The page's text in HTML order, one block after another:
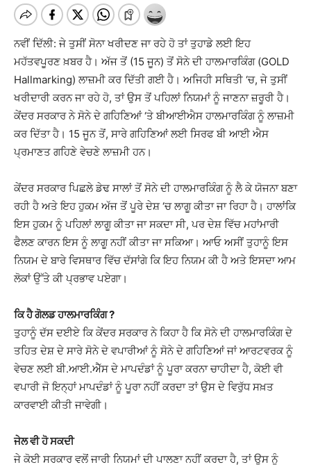
ਨਵੀਂ ਦਿੱਲੀ: ਜੇ ਤੁਸੀਂ ਸੋਨਾ ਖਰੀਦਣ ਜਾ ਰਹੇ ਹੋ ਤਾਂ ਤੁਹਾਡੇ ਲਈ ਇਹ
ਮਹੱਤਵਪੂਰਣ ਖ਼ਬਰ ਹੈ। ਅੱਜ ਤੋਂ (15 ਜੂਨ) ਤੋਂ ਸੋਨੇ ਦੀ ਹਾਲਮਾਰਕਿੰਗ (GOLD
Hallmarking) ਲਾਜ਼ਮੀ ਕਰ ਦਿੱਤੀ ਗਈ ਹੈ। ਅਜਿਹੀ ਸਥਿਤੀ ‘ਚ, ਜੇ ਤੁਸੀਂ
ਖਰੀਦਾਰੀ ਕਰਨ ਜਾ ਰਹੇ ਹੋ, ਤਾਂ ਉਸ ਤੋਂ ਪਹਿਲਾਂ ਨਿਯਮਾਂ ਨੂੰ ਜਾਣਨਾ ਜ਼ਰੂਰੀ ਹੈ।
ਕੇਂਦਰ ਸਰਕਾਰ ਨੇ ਸੋਨੇ ਦੇ ਗਹਿਣਿਆਂ ‘ਤੇ ਬੀਆਈਐਸ ਹਾਲਮਾਰਕਿੰਗ ਨੂੰ ਲਾਜ਼ਮੀ
ਕਰ ਦਿੱਤਾ ਹੈ। 15 ਜੂਨ ਤੋਂ, ਸਾਰੇ ਗਹਿਣਿਆਂ ਲਈ ਸਿਰਫ ਬੀ ਆਈ ਐਸ
ਪ੍ਰਮਾਣਤ ਗਹਿਣੇ ਵੇਚਣੇ ਲਾਜ਼ਮੀ ਹਨ।
ਕੇਂਦਰ ਸਰਕਾਰ ਪਿਛਲੇ ਡੇਢ ਸਾਲਾਂ ਤੋਂ ਸੋਨੇ ਦੀ ਹਾਲਮਾਰਕਿੰਗ ਨੂੰ ਲੈ ਕੇ ਯੋਜਨਾ ਬਣਾ
ਰਹੀ ਹੈ ਅਤੇ ਇਹ ਹੁਕਮ ਅੱਜ ਤੋਂ ਪੂਰੇ ਦੇਸ਼ ‘ਚ ਲਾਗੂ ਕੀਤਾ ਜਾ ਰਿਹਾ ਹੈ। ਹਾਲਾਂਕਿ
ਇਸ ਹੁਕਮ ਨੂੰ ਪਹਿਲਾਂ ਲਾਗੂ ਕੀਤਾ ਜਾ ਸਕਦਾ ਸੀ, ਪਰ ਦੇਸ਼ ਵਿੱਚ ਮਹਾਂਮਾਰੀ
ਫੈਲਣ ਕਾਰਨ ਇਸ ਨੂੰ ਲਾਗੂ ਨਹੀਂ ਕੀਤਾ ਜਾ ਸਕਿਆ। ਆਓ ਅਸੀਂ ਤੁਹਾਨੂੰ ਇਸ
ਨਿਯਮ ਦੇ ਬਾਰੇ ਵਿਸਥਾਰ ਵਿੱਚ ਦੱਸਾਂਗੇ ਕਿ ਇਹ ਨਿਯਮ ਕੀ ਹੈ ਅਤੇ ਇਸਦਾ ਆਮ
ਲੋਕਾਂ ਉੱਤੇ ਕੀ ਪ੍ਰਭਾਵ ਪਏਗਾ।
ਕਿ ਹੈ ਗੋਲਡ ਹਾਲਮਾਰਕਿੰਗ ?
ਤੁਹਾਨੂੰ ਦੱਸ ਦਈਏ ਕਿ ਕੇਂਦਰ ਸਰਕਾਰ ਨੇ ਕਿਹਾ ਹੈ ਕਿ ਸੋਨੇ ਦੀ ਹਾਲਮਾਰਕਿੰਗ ਦੇ
ਤਹਿਤ ਦੇਸ਼ ਦੇ ਸਾਰੇ ਸੋਨੇ ਦੇ ਵਪਾਰੀਆਂ ਨੂੰ ਸੋਨੇ ਦੇ ਗਹਿਣਿਆਂ ਜਾਂ ਆਰਟਵਰਕ ਨੂੰ
ਵੇਚਣ ਲਈ ਬੀ.ਆਈ.ਐੱਸ ਦੇ ਮਾਪਦੰਡਾਂ ਨੂੰ ਪੂਰਾ ਕਰਨਾ ਚਾਹੀਦਾ ਹੈ, ਕੋਈ ਵੀ
ਵਪਾਰੀ ਜੋ ਇਨ੍ਹਾਂ ਮਾਪਦੰਡਾਂ ਨੂੰ ਪੂਰਾ ਨਹੀਂ ਕਰਦਾ ਤਾਂ ਉਸ ਦੇ ਵਿਰੁੱਧ ਸਖ਼ਤ
ਕਾਰਵਾਈ ਕੀਤੀ ਜਾਵੇਗੀ।
ਜੇਲ ਵੀ ਹੋ ਸਕਦੀ
ਜੇ ਕੋਈ ਸਰਕਾਰ ਵਲੋਂ ਜਾਰੀ ਨਿਯਮਾਂ ਦੀ ਪਾਲਣਾ ਨਹੀਂ ਕਰਦਾ ਹੈ, ਤਾਂ ਉਸ ਨੂੰ